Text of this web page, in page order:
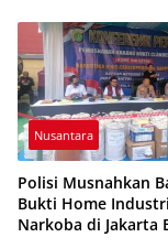
Nusantara
Polisi Musnahkan
Bukti Home Industri
Narkoba di Jakarta